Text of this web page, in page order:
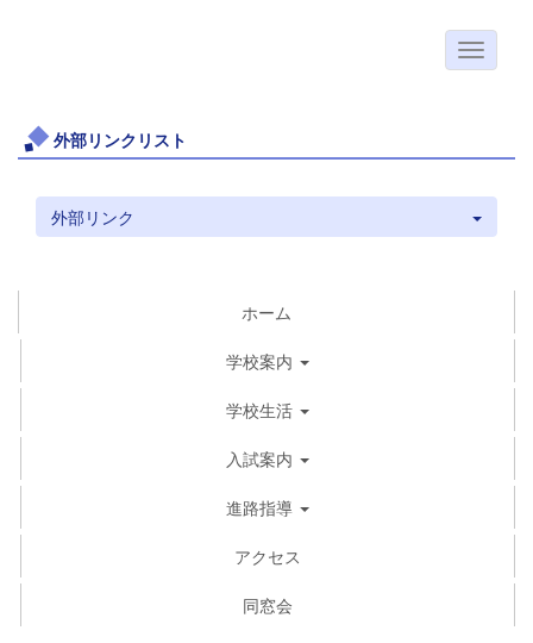
外部リンクリスト
外部リンク
ホーム
学校案内
学校生活
入試案内
進路指導
アクセス
同窓会